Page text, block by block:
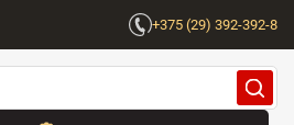
+375 (29) 392-392-8